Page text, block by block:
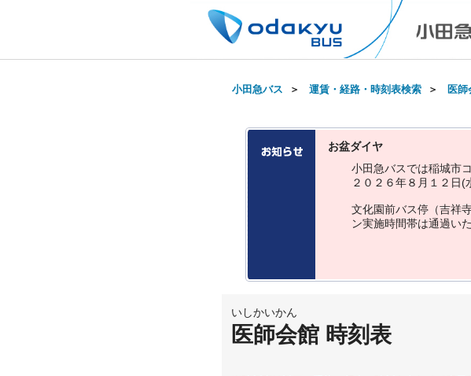
小田急バス ＞ 運賃・経路・時刻表検索 ＞ 医
お盆ダイヤ
小田急バスでは稲城市コ
２ ０ ２ ６年８ 月 １ ２ 日(
文化園前バス停 （吉祥
ン実施時間帯は通過いた
いしかいかん
医師会館 時刻表